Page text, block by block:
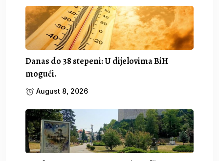
Danas do 38 stepeni: U dijelovima BiH
mogući.
August 8, 2026